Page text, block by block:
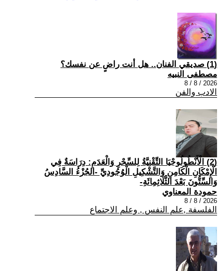
(1) صديقي الفنان.. هل أنت راضٍ عن نفسك؟
مصطفى النبيه
2026 / 8 / 8
الادب والفن
(2) الْأَنْطُولُوجْيَا التِّقْنِيَّةُ لِلسِّحْرِ وَالْعَدَمِ: دِرَاسَةٌ فِي
الْإِمْكَانِ الْكَامِنِ وَالتَّشْكِيلِ الْوُجُودِيِّ -الجُزْءُ السَّادِسُ
وَالسِّتُّونَ بَعْدَ الثَّلَاثِمِائَةِ-
حمودة المعناوي
2026 / 8 / 8
الفلسفة ,علم النفس , وعلم الاجتماع